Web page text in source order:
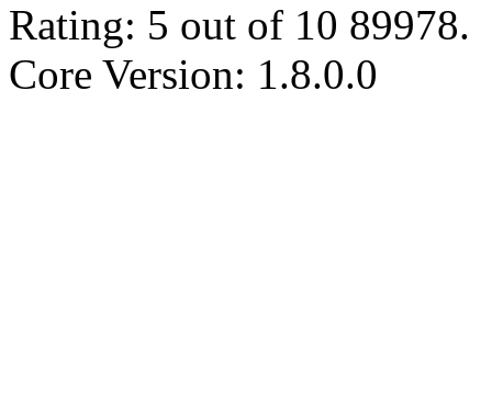
Rating: 5 out of 10 89978.
Core Version: 1.8.0.0